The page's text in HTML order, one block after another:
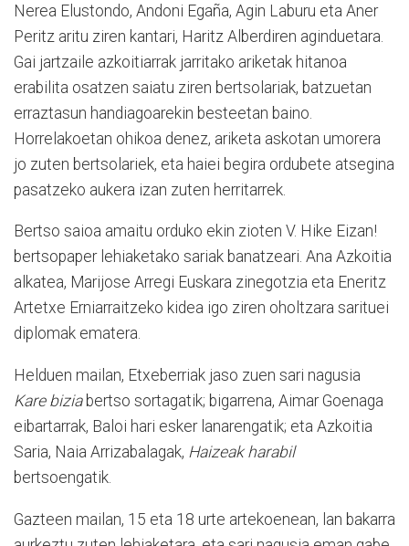
Nerea Elustondo, Andoni Egaña, Agin Laburu eta Aner
Peritz aritu ziren kantari, Haritz Alberdiren aginduetara.
Gai jartzaile azkoitiarrak jarritako ariketak hitanoa
erabilita osatzen saiatu ziren bertsolariak, batzuetan
erraztasun handiagoarekin besteetan baino.
Horrelakoetan ohikoa denez, ariketa askotan umorera
jo zuten bertsolariek, eta haiei begira ordubete atsegina
pasatzeko aukera izan zuten herritarrek.
Bertso saioa amaitu orduko ekin zioten V. Hike Eizan!
bertsopaper lehiaketako sariak banatzeari. Ana Azkoitia
alkatea, Marijose Arregi Euskara zinegotzia eta Eneritz
Artetxe Erniarraitzeko kidea igo ziren oholtzara sarituei
diplomak ematera.
Helduen mailan, Etxeberriak jaso zuen sari nagusia
Kare biziabertso sortagatik; bigarrena, Aimar Goenaga
eibartarrak, Baloi hari esker lanarengatik; eta Azkoitia
Saria, Naia Arrizabalagak, Haizeak harabil
bertsoengatik.
Gazteen mailan, 15 eta 18 urte artekoenean, lan bakarra